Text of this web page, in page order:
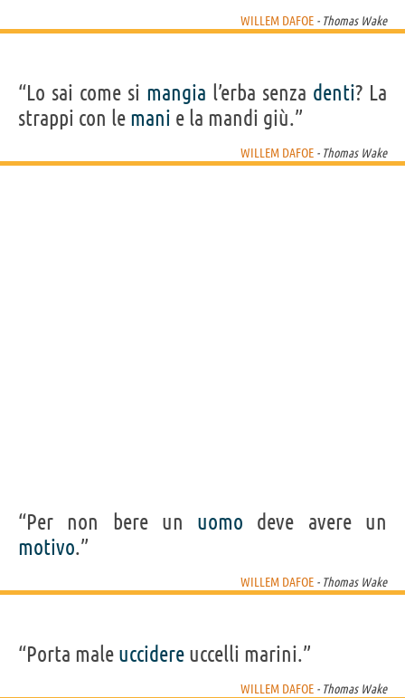
WILLEM DAFOE - Thomas Wake
“Lo sai come si mangia l’erba senza denti? La
strappi con le mani e la mandi giù.”
WILLEM DAFOE - Thomas Wake
“Per non bere un uomo deve avere un
motivo.”
WILLEM DAFOE - Thomas Wake
“Porta male uccidere uccelli marini.”
WILLEM DAFOE - Thomas Wake